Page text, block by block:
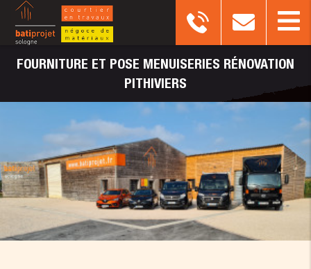
FOURNITURE ET POSE MENUISERIES RÉNOVATION
PITHIVIERS